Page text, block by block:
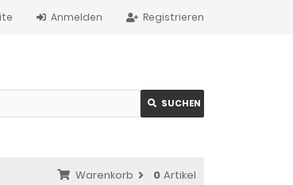
Registrieren
Anmelden
SUCHEN
Warenkorb 0 Artikel